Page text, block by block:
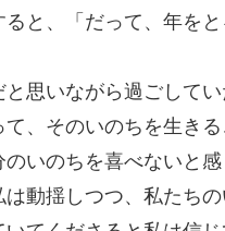
と、「だって、年を
思いながら過ごしてい
、そのいのちを生き
いのちを喜べないと
動揺しつつ、私たち